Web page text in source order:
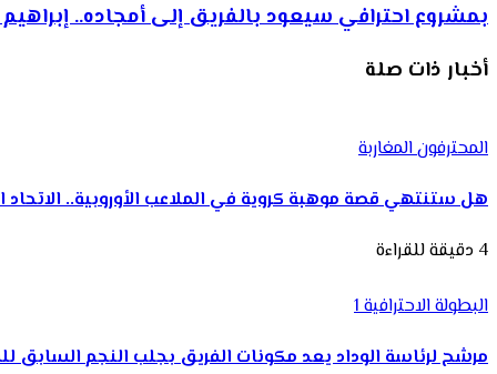
بمشروع احترافي سيعود بالفريق إلى أمجاده..
أخبار ذات صلة
المحترفون المغاربة
هل ستنتهي قصة موهبة كروية في الملاعب الأوروبية..
4 دقيقة للقراءة
البطولة الاحترافية 1
مرشح لرئاسة الوداد يعد مكونات الفريق بجلب النجم السابق